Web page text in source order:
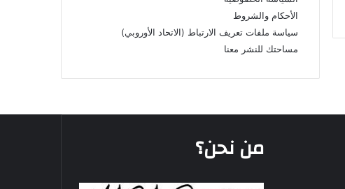
الأحكام والشروط
سياسة ملفات تعريف الارتباط (الاتحاد الأوروبي)
مساحتك للنشر معنا
من نحن؟